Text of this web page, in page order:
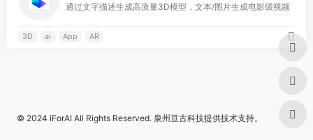
通过文字描述生成高质量3D模型，文本/图片生成电影级视频
3D ai App AR
© 2024 iForAI All Rights Reserved. 泉州亘古科技提供技术支持。